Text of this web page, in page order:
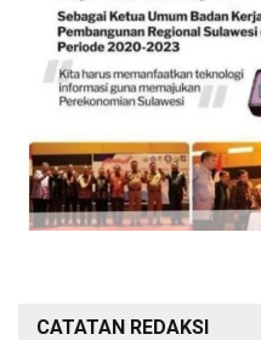
CATATAN REDAKSI